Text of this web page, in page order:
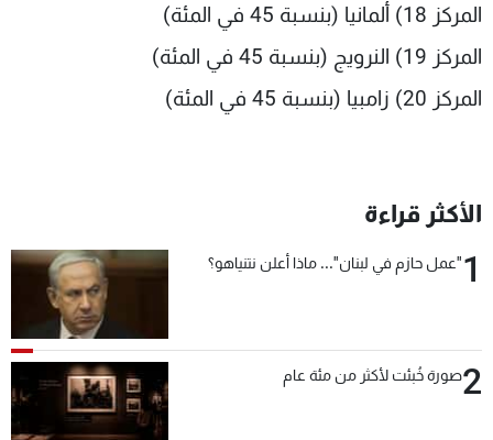
المركز 18) ألمانيا (بنسبة 45 في المئة)
المركز 19) النرويج (بنسبة 45 في المئة)
المركز 20) زامبيا (بنسبة 45 في المئة)
الأكثر قراءة
1"عمل حازم في لبنان"... ماذا أعلن نتنياهو؟
2صورة خُبئت لأكثر من مئة عام